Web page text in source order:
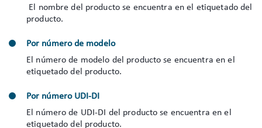
El nombre del producto se encuentra en el etiquetado del
producto.
Por número de modelo
El número de modelo del producto se encuentra en el
etiquetado del producto.
Por número UDI-DI
El número de UDI-DI del producto se encuentra en el
etiquetado del producto.